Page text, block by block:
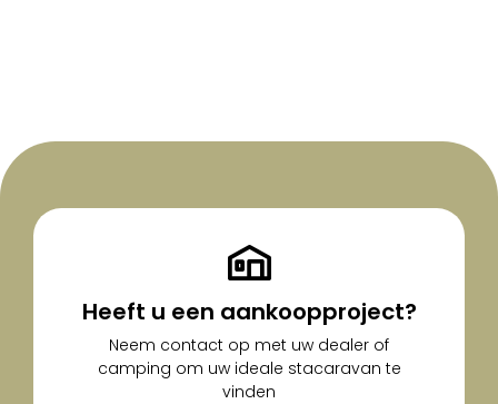
Heeft u een aankoopproject?
Neem contact op met uw dealer of
camping om uw ideale stacaravan te
vinden